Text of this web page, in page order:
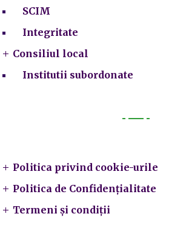
SCIM
Integritate
Consiliul local
Institutii subordonate
Politica privind cookie-urile
Politica de Confidențialitate
Termeni și condiții